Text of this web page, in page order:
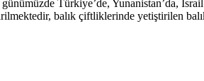
Türkiye’de, Yunanistan’da,
balık çiftliklerinde yetiştirilen